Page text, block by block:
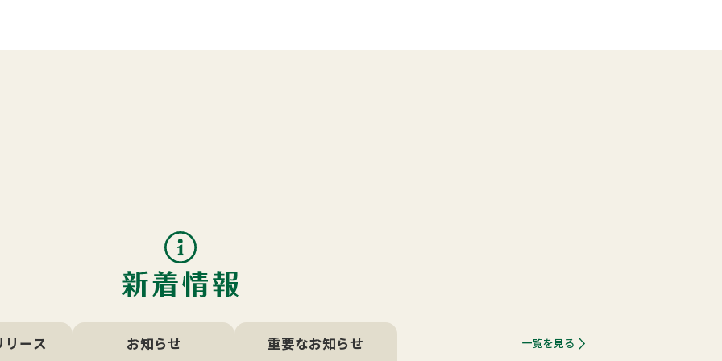
リース お知らせ 重要なお知らせ 一覧を見る